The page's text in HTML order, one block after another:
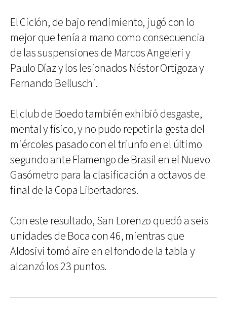
El Ciclón, de bajo rendimiento, jugó con lo
mejor que tenía a mano como consecuencia
de las suspensiones de Marcos Angeleri y
Paulo Díaz y los lesionados Néstor Ortigoza y
Fernando Belluschi.
El club de Boedo también exhibió desgaste,
mental y físico, y no pudo repetir la gesta del
miércoles pasado con el triunfo en el último
segundo ante Flamengo de Brasil en el Nuevo
Gasómetro para la clasificación a octavos de
final de la Copa Libertadores.
Con este resultado, San Lorenzo quedó a seis
unidades de Boca con 46, mientras que
Aldosivi tomó aire en el fondo de la tabla y
alcanzó los 23 puntos.